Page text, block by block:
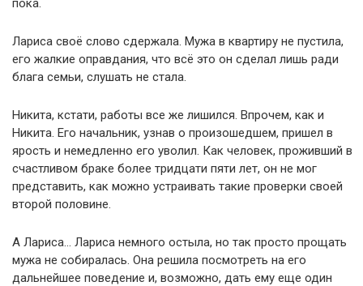
пока.
Лариса своё слово сдержала. Мужа в квартиру не пустила,
его жалкие оправдания, что всё это он сделал лишь ради
блага семьи, слушать не стала.
Никита, кстати, работы все же лишился. Впрочем, как и
Никита. Его начальник, узнав о произошедшем, пришел в
ярость и немедленно его уволил. Как человек, проживший в
счастливом браке более тридцати пяти лет, он не мог
представить, как можно устраивать такие проверки своей
второй половине.
А Лариса… Лариса немного остыла, но так просто прощать
мужа не собиралась. Она решила посмотреть на его
дальнейшее поведение и, возможно, дать ему еще один